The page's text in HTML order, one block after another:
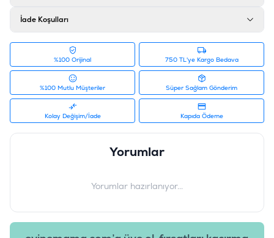
İade Koşulları
%100 Orijinal 750 TL'ye Kargo Bedava
%100 Mutlu Müşteriler Süper Sağlam Gönderim
Kolay Değişim/İade Kapıda Ödeme
Yorumlar
Yorumlar hazırlanıyor...